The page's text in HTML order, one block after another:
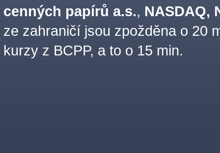
cenných papírů a.s., NASDAQ,
ze zahraničí jsou zpožděna o 20
kurzy z BCPP, a to o 15 min.